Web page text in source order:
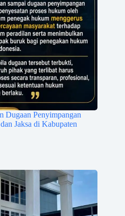
Dugaan Penyimpangan
Jaksa di Kabupaten